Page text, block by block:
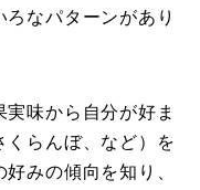
なパターンがあり
味から自分が好ま
くらんぼ、など）を
みの傾向を知り、